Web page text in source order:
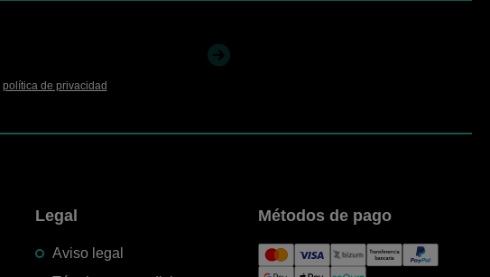
política de privacidad
Legal
Aviso legal
Métodos de pago